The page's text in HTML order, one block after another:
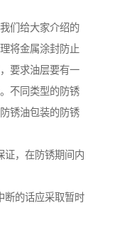
们给大家介绍的
将金属涂封防止
要求油层要有一
不同类型的防锈
锈油包装的防锈
证，在防锈期间内
断的话应采取暂时